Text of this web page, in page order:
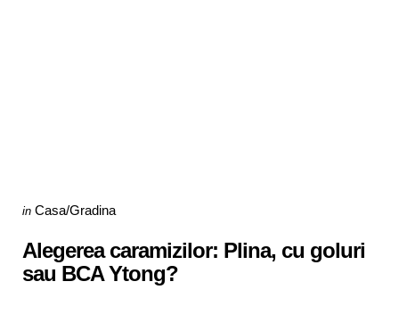
Categories
Posted
in Casa/Gradina
Alegerea caramizilor: Plina, cu goluri
sau BCA Ytong?